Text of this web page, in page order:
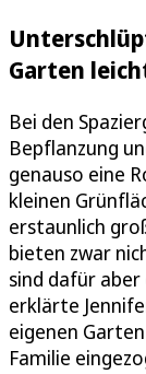
Garten
Bei den
Bepflanzung
genauso eine
kleinen
erstaunlich
bieten zwar
sind dafür
erklärte
eigenen
Familie